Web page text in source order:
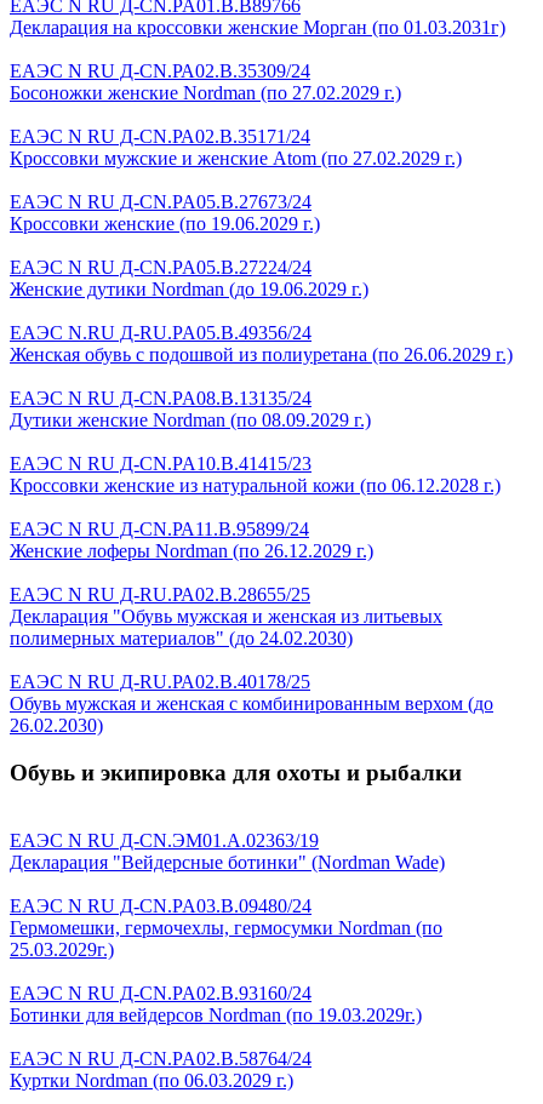
ЕАЭС N RU Д-CN.PA01.B.B89766
Декларация на кроссовки женские Морган (по 01.03.2031г)
ЕАЭС N RU Д-CN.РА02.B.35309/24
Босоножки женские Nordman (по 27.02.2029 г.)
ЕАЭС N RU Д-CN.РА02.B.35171/24
Кроссовки мужские и женские Atom (по 27.02.2029 г.)
ЕАЭС N RU Д-CN.PA05.B.27673/24
Кроссовки женские (по 19.06.2029 г.)
EAЭC N RU Д-CN.PA05.B.27224/24
Женские дутики Nordman (до 19.06.2029 г.)
ЕАЭС N.RU Д-RU.PA05.B.49356/24
Женская обувь с подошвой из полиуретана (по 26.06.2029 г.)
ЕАЭС N RU Д-CN.PA08.B.13135/24
Дутики женские Nordman (по 08.09.2029 г.)
ЕАЭС N RU Д-CN.PA10.B.41415/23
Кроссовки женские из натуральной кожи (по 06.12.2028 г.)
ЕАЭС N RU Д-CN.РА11.В.95899/24
Женские лоферы Nordman (по 26.12.2029 г.)
ЕАЭС N RU Д-RU.РА02.В.28655/25
Декларация "Обувь мужская и женская из литьевых
полимерных материалов" (до 24.02.2030)
ЕАЭС N RU Д-RU.РА02.В.40178/25
Обувь мужская и женская с комбинированным верхом (до
26.02.2030)
Обувь и экипировка для охоты и рыбалки
ЕАЭС N RU Д-CN.ЭМ01.А.02363/19
Декларация "Вейдерсные ботинки" (Nordman Wade)
ЕАЭС N RU Д-CN.PA03.B.09480/24
Гермомешки, гермочехлы, гермосумки Nordman (по
25.03.2029г.)
ЕАЭС N RU Д-CN.PA02.B.93160/24
Ботинки для вейдерсов Nordman (по 19.03.2029г.)
ЕАЭС N RU Д-CN.PA02.B.58764/24
Куртки Nordman (по 06.03.2029 г.)